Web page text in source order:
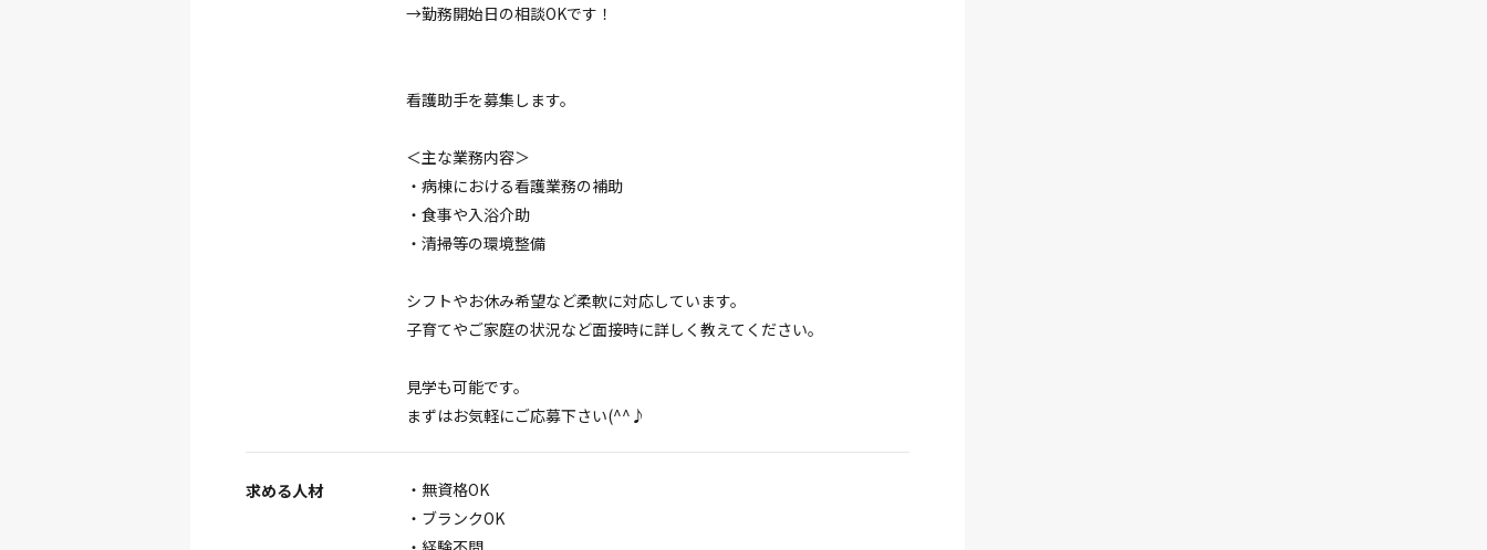
→勤務開始日の相談OKです！
看護助手を募集します。
＜主な業務内容＞
・病棟における看護業務の補助
・食事や入浴介助
・清掃等の環境整備
シフトやお休み希望など柔軟に対応しています。
子育てやご家庭の状況など面接時に詳しく教えてください。
見学も可能です。
まずはお気軽にご応募下さい(^^♪
求める人材
・無資格OK
・ブランクOK